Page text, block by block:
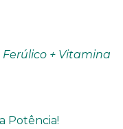
Ferúlico + Vitamina
Potência!